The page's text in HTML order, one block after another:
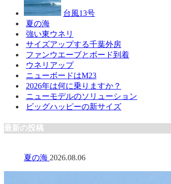
台風13号
夏の海
強い東ウネリ
サイズアップする千葉外房
ファンウエーブとボード到着
ウネリアップ
ニューボードはM23
2026年は何に乗りますか？
ニューモデルのソリューション
ビッグハッピーの新サイズ
最新の投稿
夏の海 2026.08.06